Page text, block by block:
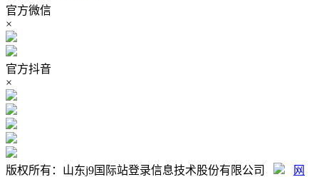
官方微信
×
官方抖音
×
版权所有：山东j9国际站登录信息技术股份有限公司 网